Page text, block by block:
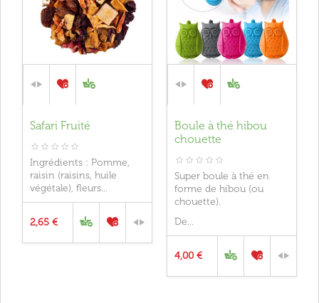
Safari Fruité
Ingrédients : Pomme,
raisin (raisins, huile
végétale), fleurs...
2,65 €
Boule à thé hibou
chouette
Super boule à thé en
forme de hibou (ou
chouette).
De...
4,00 €